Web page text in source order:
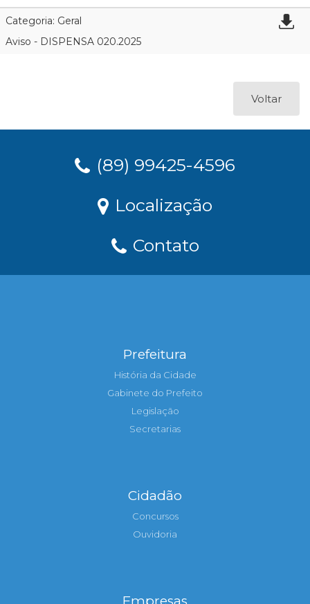
Categoria: Geral
Aviso - DISPENSA 020.2025
Voltar
(89) 99425-4596
Localização
Contato
Prefeitura
História da Cidade
Gabinete do Prefeito
Legislação
Secretarias
Cidadão
Concursos
Ouvidoria